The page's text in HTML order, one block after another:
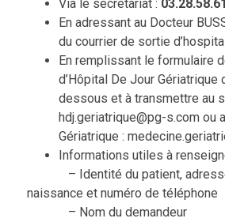
Via le secrétariat :
En adressant au Docteur
du courrier de sortie
En remplissant le formulaire
d’Hôpital De Jour
dessous et à transmettre au
hdj.geriatrique@pg-s.com ou
Gériatrique :
Informations utiles à
– Identité du patient,
naissance et numéro de téléphone
– Nom du demandeur